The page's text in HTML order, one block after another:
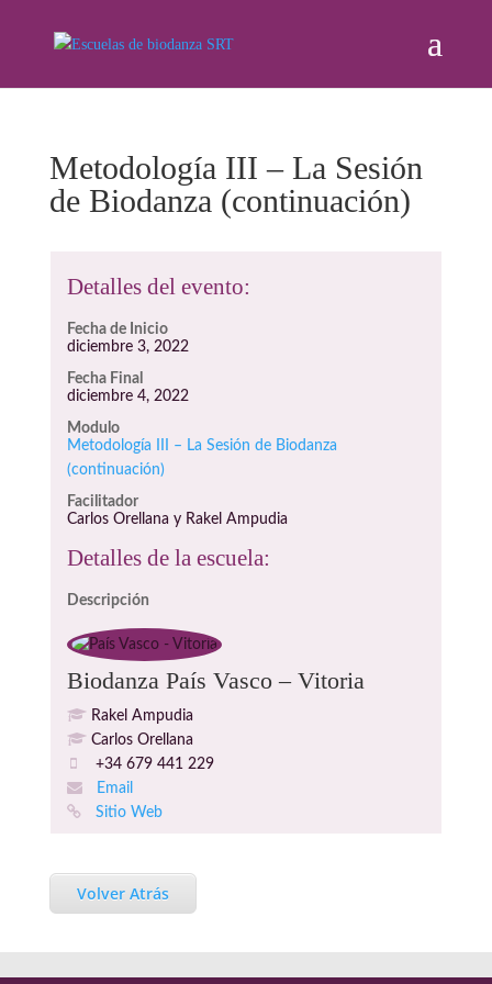
Metodología III – La Sesión
de Biodanza (continuación)
Detalles del evento:
Fecha de Inicio
diciembre 3, 2022
Fecha Final
diciembre 4, 2022
Modulo
Metodología III – La Sesión de Biodanza
(continuación)
Facilitador
Carlos Orellana y Rakel Ampudia
Detalles de la escuela:
Descripción
Biodanza País Vasco – Vitoria
Rakel Ampudia
Carlos Orellana
+34 679 441 229
Email
Sitio Web
Volver Atrás